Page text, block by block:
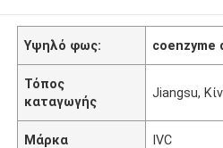
Υψηλό φως: coenzyme
Τόπος
καταγωγής
Jiangsu,
Μάρκα IVC